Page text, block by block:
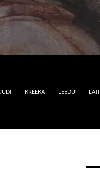
KREEKA LEEDU LÄTI